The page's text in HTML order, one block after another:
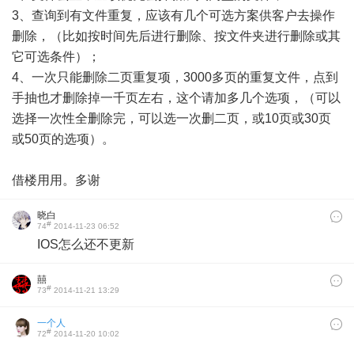
3、查询到有文件重复，应该有几个可选方案供客户去操作
删除，（比如按时间先后进行删除、按文件夹进行删除或其
它可选条件）；
4、一次只能删除二页重复项，3000多页的重复文件，点到
手抽也才删除掉一千页左右，这个请加多几个选项，（可以
选择一次性全删除完，可以选一次删二页，或10页或30页
或50页的选项）。
借楼用用。多谢
晓白
74# 2014-11-23 06:52
​IOS怎么还不更新
囍
73# 2014-11-21 13:29
一个人
72# 2014-11-20 10:02